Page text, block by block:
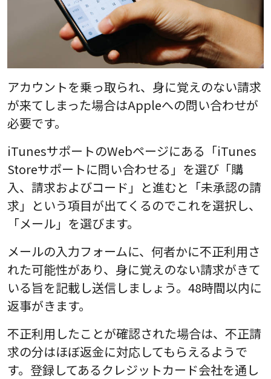
アカウントを乗っ取られ、身に覚えのない請求
が来てしまった場合はAppleへの問い合わせが
必要です。
iTunesサポートのWebページにある「iTunes
Storeサポートに問い合わせる」を選び「購
入、請求およびコード」と進むと「未承認の請
求」という項目が出てくるのでこれを選択し、
「メール」を選びます。
メールの入力フォームに、何者かに不正利用さ
れた可能性があり、身に覚えのない請求がきて
いる旨を記載し送信しましょう。48時間以内に
返事がきます。
不正利用したことが確認された場合は、不正請
求の分はほぼ返金に対応してもらえるようで
す。登録してあるクレジットカード会社を通し